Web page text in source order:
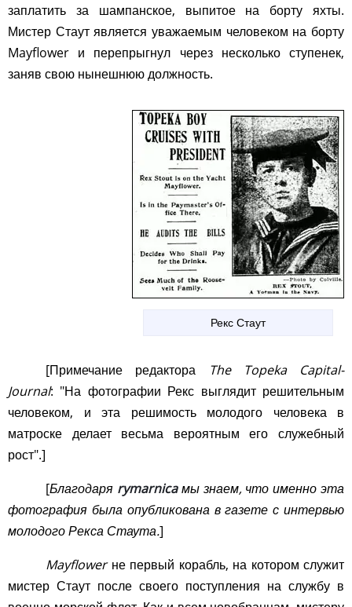
заплатить за шампанское, выпитое на борту яхты.
Мистер Стаут является уважаемым человеком на борту
Mayflower и перепрыгнул через несколько ступенек,
заняв свою нынешнюю должность.
Рекс Стаут
[Примечание редактора
The Topeka Capital-
Journal: "На фотографии Рекс выглядит решительным
человеком, и эта решимость молодого человека в
матроске делает весьма вероятным его служебный
рост".]
[Благодаря rymarnicaмы знаем, что именно эта
фотография была опубликована в газете с интервью
молодого Рекса Стаута.]
Mayflowerне первый корабль, на котором служит
мистер Стаут после своего поступления на службу в